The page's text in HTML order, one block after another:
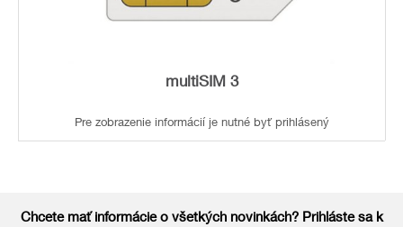
multiSIM 3
Pre zobrazenie informácií je nutné byť prihlásený
Chcete mať informácie o všetkých novinkách? Prihláste sa k